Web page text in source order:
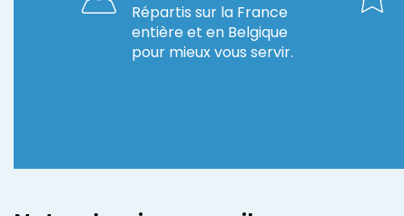
Répartis sur la France
entière et en Belgique
pour mieux vous servir.